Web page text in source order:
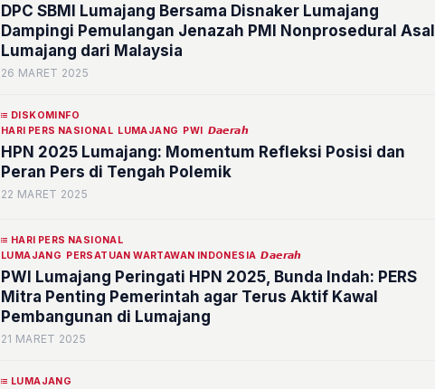
DPC SBMI Lumajang Bersama Disnaker Lumajang
Dampingi Pemulangan Jenazah PMI Nonprosedural Asal
Lumajang dari Malaysia
26 MARET 2025
DISKOMINFO
HARI PERS NASIONAL LUMAJANG PWI 𝘿𝙖𝙚𝙧𝙖𝙝
HPN 2025 Lumajang: Momentum Refleksi Posisi dan
Peran Pers di Tengah Polemik
22 MARET 2025
HARI PERS NASIONAL
LUMAJANG PERSATUAN WARTAWAN INDONESIA 𝘿𝙖𝙚𝙧𝙖𝙝
PWI Lumajang Peringati HPN 2025, Bunda Indah: PERS
Mitra Penting Pemerintah agar Terus Aktif Kawal
Pembangunan di Lumajang
21 MARET 2025
LUMAJANG